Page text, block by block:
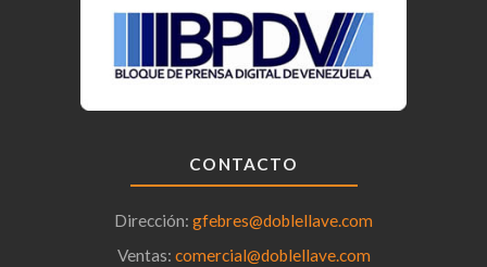
CONTACTO
Dirección: gfebres@doblellave.com
Ventas: comercial@doblellave.com